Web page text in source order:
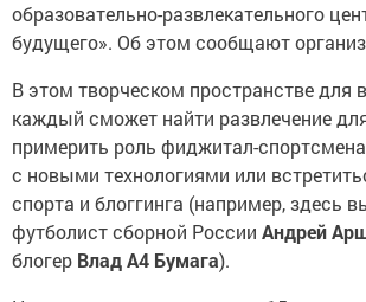
образовательно-развлекательного
будущего». Об этом сообщают
В этом творческом пространстве для
каждый сможет найти развлечение
примерить роль фиджитал-
с новыми технологиями или
спорта и блоггинга (например, здесь
футболист сборной России Андрей
блогер Влад А4 Бумага).